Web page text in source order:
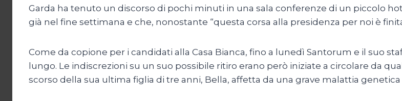
Garda ha tenuto un discorso di pochi minuti in una sala conferenze di un piccolo
già nel fine settimana e che, nonostante “questa corsa alla presidenza per noi è
Come da copione per i candidati alla Casa Bianca, fino a lunedì Santorum e il suo
lungo. Le indiscrezioni su un suo possibile ritiro erano però iniziate a circolare da
scorso della sua ultima figlia di tre anni, Bella, affetta da una grave malattia genetica